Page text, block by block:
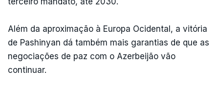
Além da aproximação à Europa Ocidental, a vitória
de Pashinyan dá também mais garantias de que as
negociações de paz com o Azerbeijão vão
continuar.